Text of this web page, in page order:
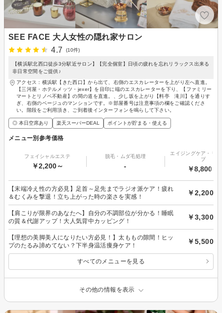
SEE FACE 大人女性の隠れ家サロン
4.7
(10件)
【横浜駅北西口徒歩3分駅近サロン】【完全個室】日頃の疲れを忘れリラックス出来る
非日常空間をご提供♪
アクセス：横浜駅【きた西口】から出て、右側のエスカレーターを上がり左へ直進。
【三河屋・ホテルメッツ・jexer】を目印に端のエスカレーターを下り、【ファミリー
マートとリノベ不動産】の間の道を直進。、少し坂を上がり【料亭 滝川】を通りす
ぎ、右側のベージュのマンションです。※部屋番号は注意事項の欄をご確認くださ
い。階段をご利用頂き、ご到着後インターフォンを鳴らして下さい。
◎ 本日空席あり 楽天スーパーDEAL ポイントが貯まる・使える
メニュー別参考価格
フェイシャルエステ
￥2,200～
脱毛・ムダ毛処理
-
エイジングケア・リ
プ
￥8,800～
【末端冷え性の方必見】足首～足先までラジオ派ケア！疲れ
＆むくみを撃退！立ち上がった時の楽さを実感！
￥2,200
【肩こりが限界のあなたへ】自分の不調部位が分かる！睡眠
の質＆代謝アップ！大人気背中カッピング！
￥3,300
【理想の美脚美人になりたい方必見！】太ももの隙間！ヒッ
プのたるみ諦めてない？下半身温活痩身ケア！
￥5,500
すべてのメニューを見る
その他の情報を表示